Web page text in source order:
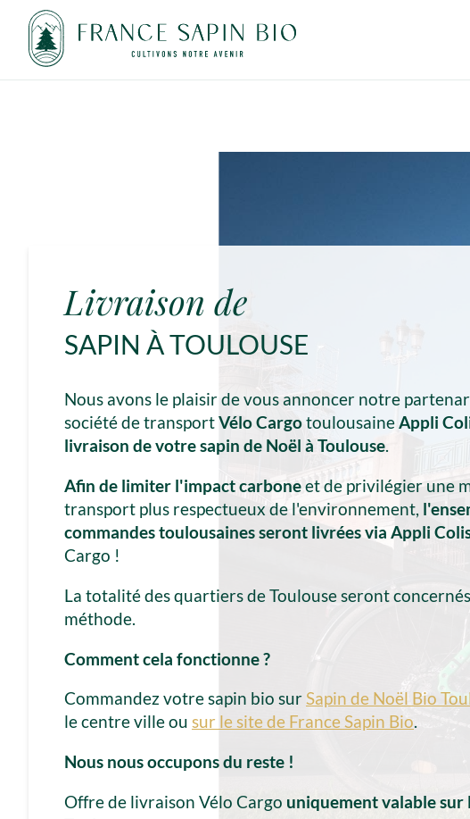
Livraison de
SAPIN À TOULOUSE
Nous avons le plaisir de vous annoncer notre
société de transportVélo CargotoulousaineAppli
livraison de votre sapin de Noël à Toulouse.
Afin de limiter l'impact carboneet de privilégier une
transport plus respectueux de l'environnement,
commandes toulousaines seront livrées via Appli
Cargo !
La totalité des quartiers de Toulouse seront
méthode.
Comment cela fonctionne ?
Commandez votre sapin bio surSapin de Noël Bio
le centre ville ou sur le site de France Sapin Bio.
Nous nous occupons du reste !
Offre de livraison Vélo Cargo uniquement valable sur